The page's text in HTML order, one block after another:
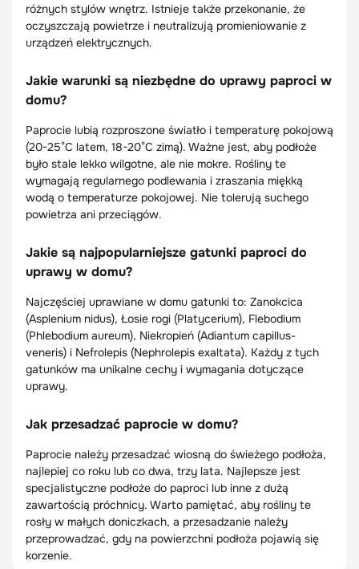
różnych stylów wnętrz. Istnieje także przekonanie, że
oczyszczają powietrze i neutralizują promieniowanie z
urządzeń elektrycznych.
Jakie warunki są niezbędne do uprawy paproci w
domu?
Paprocie lubią rozproszone światło i temperaturę pokojową
(20-25°C latem, 18-20°C zimą). Ważne jest, aby podłoże
było stale lekko wilgotne, ale nie mokre. Rośliny te
wymagają regularnego podlewania i zraszania miękką
wodą o temperaturze pokojowej. Nie tolerują suchego
powietrza ani przeciągów.
Jakie są najpopularniejsze gatunki paproci do
uprawy w domu?
Najczęściej uprawiane w domu gatunki to: Zanokcica
(Asplenium nidus), Łosie rogi (Platycerium), Flebodium
(Phlebodium aureum), Niekropień (Adiantum capillus-
veneris) i Nefrolepis (Nephrolepis exaltata). Każdy z tych
gatunków ma unikalne cechy i wymagania dotyczące
uprawy.
Jak przesadzać paprocie w domu?
Paprocie należy przesadzać wiosną do świeżego podłoża,
najlepiej co roku lub co dwa, trzy lata. Najlepsze jest
specjalistyczne podłoże do paproci lub inne z dużą
zawartością próchnicy. Warto pamiętać, aby rośliny te
rosły w małych doniczkach, a przesadzanie należy
przeprowadzać, gdy na powierzchni podłoża pojawią się
korzenie.